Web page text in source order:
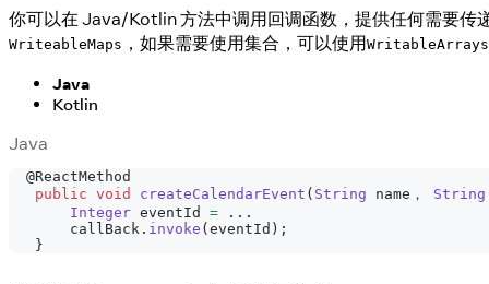
你可以在 Java/Kotlin 方法中调用回调函数，提供任何需要
WriteableMaps ，如果需要使用集合，可以使用WritableArrays
Java
Kotlin
Java
@ReactMethod
public void createCalendarEvent ( String name， String
Integer eventId = . . .
       callBack
. invoke ( eventId ) ;
}